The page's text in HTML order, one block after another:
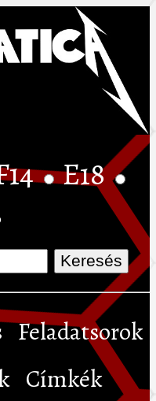
E18
Feladatsorok
Címkék